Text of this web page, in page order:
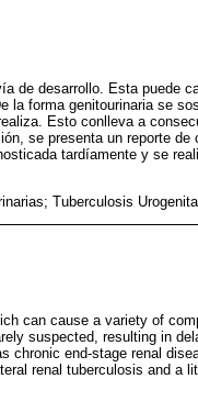
de desarrollo. Esta puede
la forma genitourinaria se
Esto conlleva a
se presenta un reporte de
tardíamente y se
Tuberculosis
can cause a variety of
suspected, resulting in
chronic end-stage renal
renal tuberculosis and a